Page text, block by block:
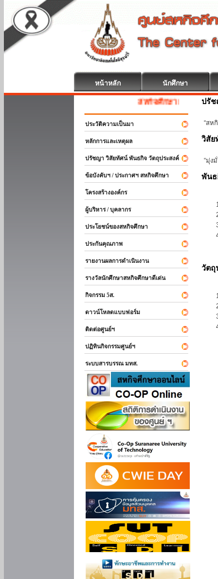
หน้าหลัก นักศึกษา
สหกิจศึกษา ยินดีต้อนรับ
ประวัติความเป็นมา
หลักการและเหตุผล
ปรัชญา วิสัยทัศน์ พันธกิจ วัตถุประสงค์
ข้อบังคับฯ / ประกาศฯ สหกิจศึกษา
โครงสร้างองค์กร
ผู้บริหาร / บุคลากร
ประโยชน์ของสหกิจศึกษา
ประกันคุณภาพ
รายงานผลการดำเนินงาน
รางวัลนักศึกษาสหกิจศึกษาดีเด่น
กิจกรรม 5ส.
ดาวน์โหลดแบบฟอร์ม
ติดต่อศูนย์ฯ
ปฏิทินกิจกรรมศูนย์ฯ
ระบบสารบรรณ มทส.
ปรั
“สห
วิสัย
“มุ่ง
พัน
วัตถุ